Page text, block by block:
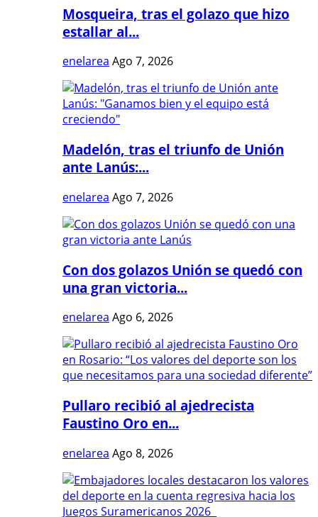
Mosqueira, tras el golazo que hizo
estallar al...
enelarea Ago 7, 2026
Madelón, tras el triunfo de Unión
ante Lanús:...
enelarea Ago 7, 2026
Con dos golazos Unión se quedó con
una gran victoria...
enelarea Ago 6, 2026
Pullaro recibió al ajedrecista
Faustino Oro en...
enelarea Ago 8, 2026